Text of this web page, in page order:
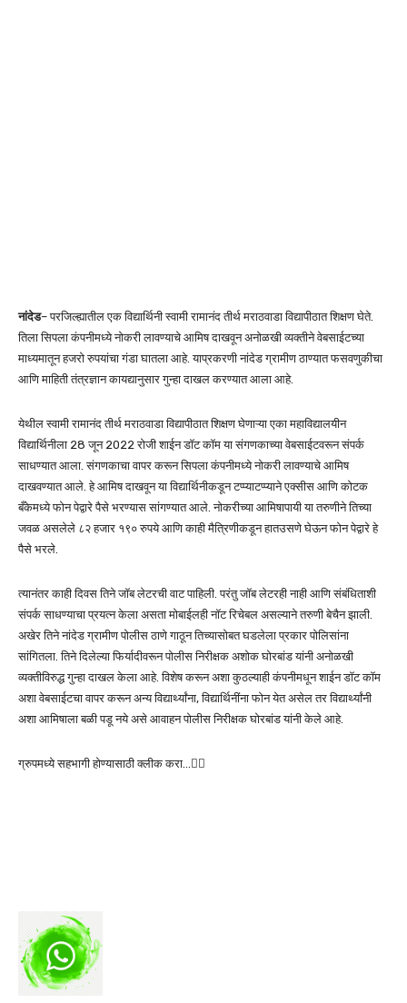
नांदेड– परजिल्ह्यातील एक विद्यार्थिनी स्वामी रामानंद तीर्थ मराठवाडा विद्यापीठात शिक्षण घेते.
तिला सिपला कंपनीमध्ये नोकरी लावण्याचे आमिष दाखवून अनोळखी व्यक्तीने वेबसाईटच्या
माध्यमातून हजरो रुपयांचा गंडा घातला आहे. याप्रकरणी नांदेड ग्रामीण ठाण्यात फसवणुकीचा
आणि माहिती तंत्रज्ञान कायद्यानुसार गुन्हा दाखल करण्यात आला आहे.
येथील स्वामी रामानंद तीर्थ मराठवाडा विद्यापीठात शिक्षण घेणाऱ्या एका महाविद्यालयीन
विद्यार्थिनीला 28 जून 2022 रोजी शाईन डॉट कॉम या संगणकाच्या वेबसाईटवरून संपर्क
साधण्यात आला. संगणकाचा वापर करून सिपला कंपनीमध्ये नोकरी लावण्याचे आमिष
दाखवण्यात आले. हे आमिष दाखवून या विद्यार्थिनीकडून टप्प्याटप्प्याने एक्सीस आणि कोटक
बँकेमध्ये फोन पेद्वारे पैसे भरण्यास सांगण्यात आले. नोकरीच्या आमिषापायी या तरुणीने तिच्या
जवळ असलेले ८२ हजार १९० रुपये आणि काही मैत्रिणीकडून हात‌उसणे घेऊन फोन पेद्वारे हे
पैसे भरले.
त्यानंतर काही दिवस तिने जॉब लेटरची वाट पाहिली. परंतु जॉब लेटरही नाही आणि संबंधिताशी
संपर्क साधण्याचा प्रयत्न केला असता मोबाईलही नॉट रिचेबल असल्याने तरुणी बेचैन झाली.
अखेर तिने नांदेड ग्रामीण पोलीस ठाणे गाठून तिच्यासोबत घडलेला प्रकार पोलिसांना
सांगितला. तिने दिलेल्या फिर्यादीवरून पोलीस निरीक्षक अशोक घोरबांड यांनी अनोळखी
व्यक्तीविरुद्ध गुन्हा दाखल केला आहे. विशेष करून अशा कुठल्याही कंपनीमधून शाईन डॉट कॉम
अशा वेबसाईटचा वापर करून अन्य विद्यार्थ्यांना, विद्यार्थिनींना फोन येत असेल तर विद्यार्थ्यांनी
अशा आमिषाला बळी पडू नये असे आवाहन पोलीस निरीक्षक घोरबांड यांनी केले आहे.
ग्रुपमध्ये सहभागी होण्यासाठी क्लीक करा…👆🏻